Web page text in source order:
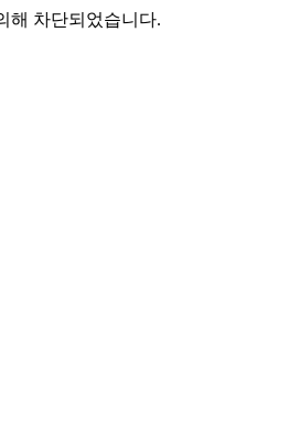
해 차단되었습니다.